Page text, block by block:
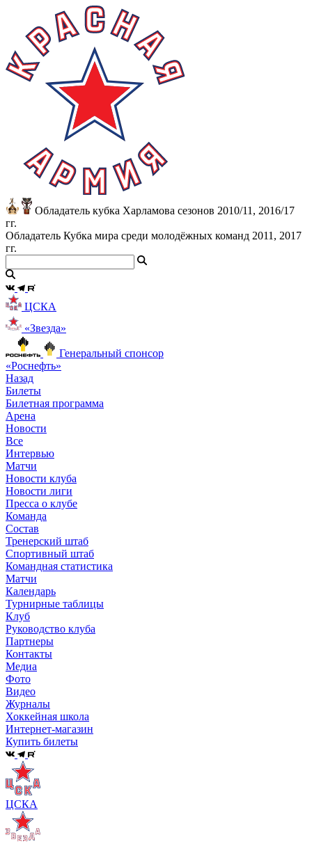
Обладатель кубка Харламова сезонов 2010/11, 2016/17
гг.
Обладатель Кубка мира среди молодёжных команд 2011, 2017
гг.
ЦСКА
«Звезда»
Генеральный спонсор
«Роснефть»
Назад
Билеты
Билетная программа
Арена
Новости
Все
Интервью
Матчи
Новости клуба
Новости лиги
Пресса о клубе
Команда
Состав
Тренерский штаб
Спортивный штаб
Командная статистика
Матчи
Календарь
Турнирные таблицы
Клуб
Руководство клуба
Партнеры
Контакты
Медиа
Фото
Видео
Журналы
Хоккейная школа
Интернет-магазин
Купить билеты
ЦСКА